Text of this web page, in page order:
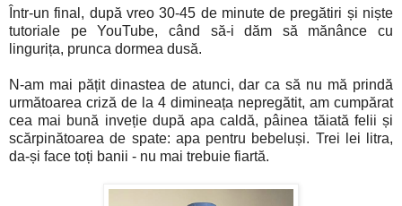
Într-un final, după vreo 30-45 de minute de pregătiri și niște
tutoriale pe YouTube, când să-i dăm să mănânce cu
lingurița, prunca dormea dusă.
N-am mai pățit dinastea de atunci, dar ca să nu mă prindă
următoarea criză de la 4 dimineața nepregătit, am cumpărat
cea mai bună inveție după apa caldă, pâinea tăiată felii și
scărpinătoarea de spate: apa pentru bebeluși. Trei lei litra,
da-și face toți banii - nu mai trebuie fiartă.